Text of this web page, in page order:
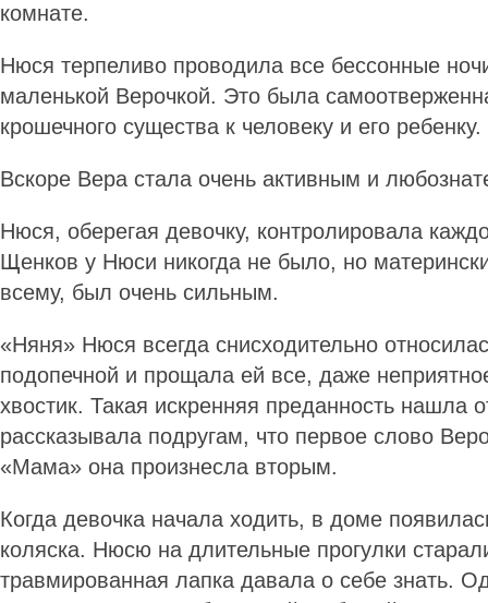
комнате.
Нюся терпеливо проводила все бессонные
маленькой Верочкой. Это была
крошечного существа к человеку и его
Вскоре Вера стала очень активным и
Нюся, оберегая девочку, контролировала
Щенков у Нюси никогда не было, но
всему, был очень сильным.
«Няня» Нюся всегда снисходительно
подопечной и прощала ей все, даже
хвостик. Такая искренняя преданность нашла
рассказывала подругам, что первое слово
«Мама» она произнесла вторым.
Когда девочка начала ходить, в доме
коляска. Нюсю на длительные прогулки
травмированная лапка давала о себе знать.